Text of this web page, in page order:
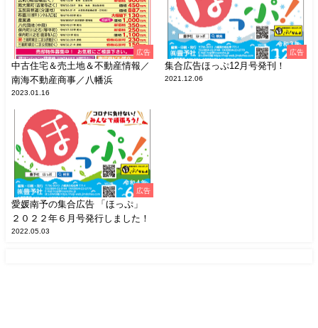
広告
中古住宅＆売土地＆不動産情報／
南海不動産商事／八幡浜
2023.01.16
広告
集合広告ほっぷ12月号発刊！
2021.12.06
広告
愛媛南予の集合広告 「ほっぷ」
２０２２年６月号発行しました！
2022.05.03